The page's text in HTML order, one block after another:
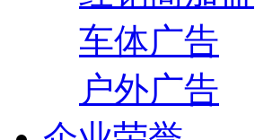
车体广告
户外广告